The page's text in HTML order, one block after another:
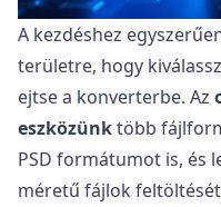
A kezdéshez
területre, hogy
ejtse a konverterbe. Az
eszközünktöbb
PSD formátumot is, és
méretű fájlok